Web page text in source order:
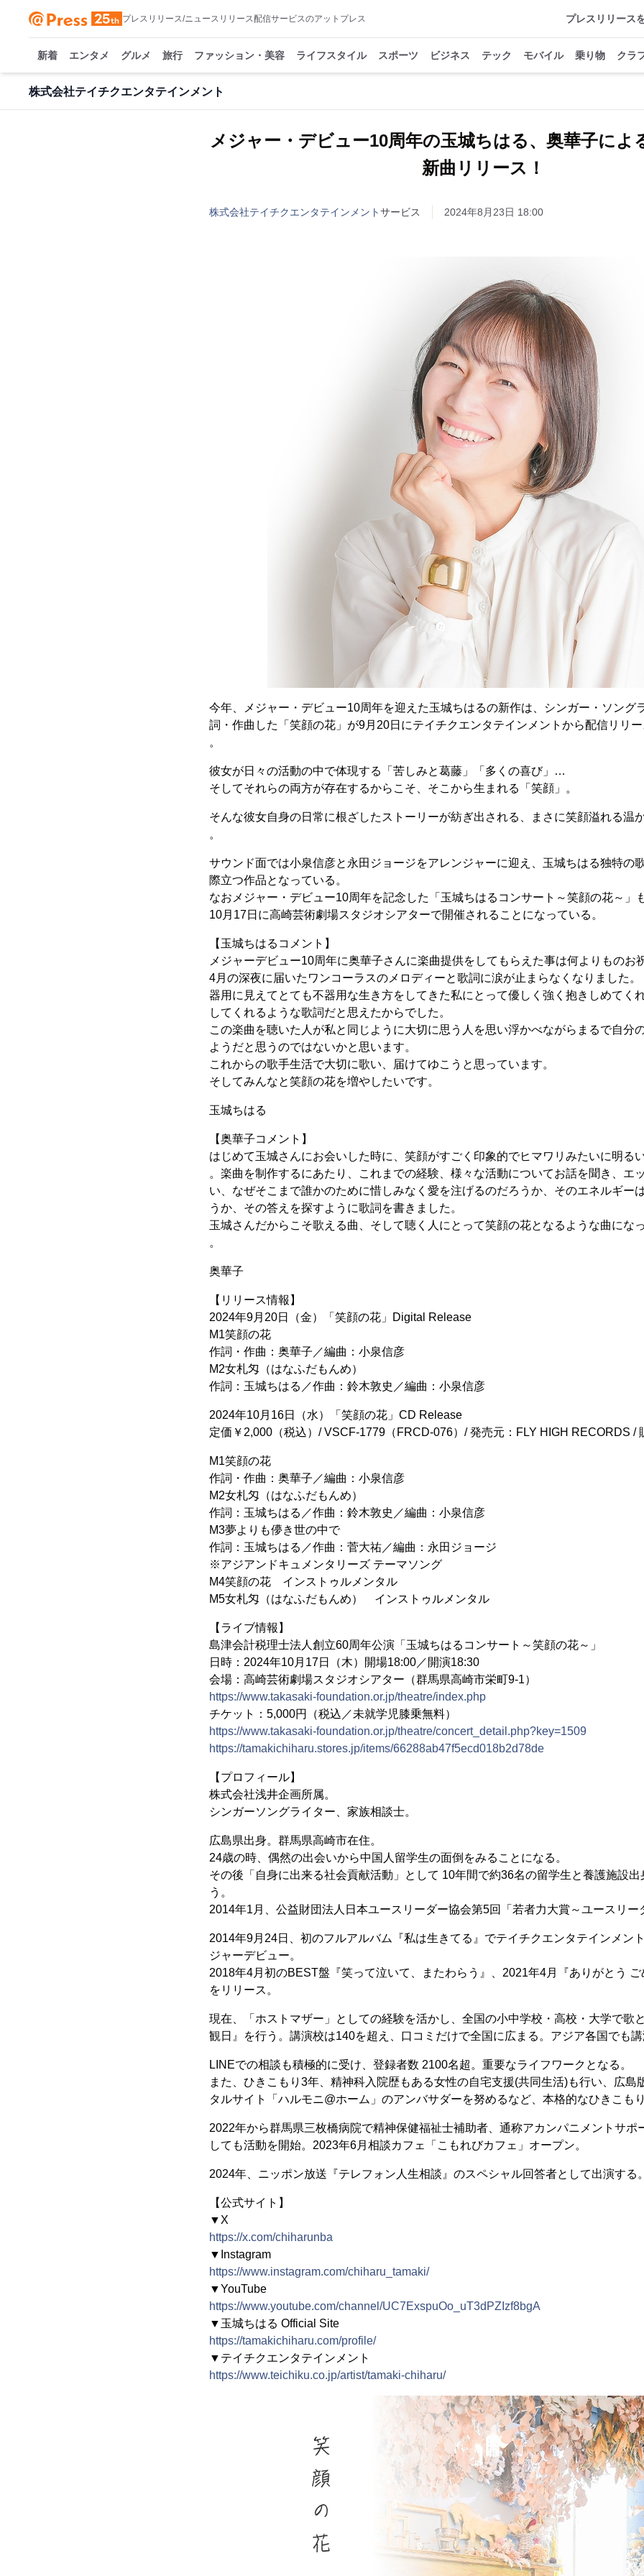
プレスリリース/ニュースリリース配信サービスのアットプレス プレスリリース
新着 エンタメ グルメ 旅行 ファッション・美容 ライフスタイル スポーツ ビジネス テック モバイル 乗り物 クラ
株式会社テイチクエンタテインメント
メジャー・デビュー10周年の玉城ちはる、奥華子によ
新曲リリース！
株式会社テイチクエンタテインメントサービス 2024年8月23日 18:00
今年、メジャー・デビュー10周年を迎えた玉城ちはるの新作は、シンガー・ソング
詞・作曲した「笑顔の花」が9月20日にテイチクエンタテインメントから配信リリ
。
彼女が日々の活動の中で体現する「苦しみと葛藤」「多くの喜び」…
そしてそれらの両方が存在するからこそ、そこから生まれる「笑顔」。
そんな彼女自身の日常に根ざしたストーリーが紡ぎ出される、まさに笑顔溢れる温
。
サウンド面では小泉信彦と永田ジョージをアレンジャーに迎え、玉城ちはる独特の
際立つ作品となっている。
なおメジャー・デビュー10周年を記念した「玉城ちはるコンサート～笑顔の花～」
10月17日に高崎芸術劇場スタジオシアターで開催されることになっている。
【玉城ちはるコメント】
メジャーデビュー10周年に奥華子さんに楽曲提供をしてもらえた事は何よりものお
4月の深夜に届いたワンコーラスのメロディーと歌詞に涙が止まらなくなりました。
器用に見えてとても不器用な生き方をしてきた私にとって優しく強く抱きしめてく
してくれるような歌詞だと思えたからでした。
この楽曲を聴いた人が私と同じように大切に思う人を思い浮かべながらまるで自分
ようだと思うのではないかと思います。
これからの歌手生活で大切に歌い、届けてゆこうと思っています。
そしてみんなと笑顔の花を増やしたいです。
玉城ちはる
【奥華子コメント】
はじめて玉城さんにお会いした時に、笑顔がすごく印象的でヒマワリみたいに明る
。楽曲を制作するにあたり、これまでの経験、様々な活動についてお話を聞き、エ
い、なぜそこまで誰かのために惜しみなく愛を注げるのだろうか、そのエネルギー
うか、その答えを探すように歌詞を書きました。
玉城さんだからこそ歌える曲、そして聴く人にとって笑顔の花となるような曲にな
。
奥華子
【リリース情報】
2024年9月20日（金）「笑顔の花」Digital Release
M1笑顔の花
作詞・作曲：奥華子／編曲：小泉信彦
M2女札匁（はなふだもんめ）
作詞：玉城ちはる／作曲：鈴木敦史／編曲：小泉信彦
2024年10月16日（水）「笑顔の花」CD Release
定価￥2,000（税込）/ VSCF-1779（FRCD-076）/ 発売元：FLY HIGH RECORDS /
M1笑顔の花
作詞・作曲：奥華子／編曲：小泉信彦
M2女札匁（はなふだもんめ）
作詞：玉城ちはる／作曲：鈴木敦史／編曲：小泉信彦
M3夢よりも儚き世の中で
作詞：玉城ちはる／作曲：菅大祐／編曲：永田ジョージ
※アジアンドキュメンタリーズ テーマソング
M4笑顔の花 インストゥルメンタル
M5女札匁（はなふだもんめ） インストゥルメンタル
【ライブ情報】
島津会計税理士法人創立60周年公演「玉城ちはるコンサート～笑顔の花～」
日時：2024年10月17日（木）開場18:00／開演18:30
会場：高崎芸術劇場スタジオシアター（群馬県高崎市栄町9-1）
https://www.takasaki-foundation.or.jp/theatre/index.php
チケット：5,000円（税込／未就学児膝乗無料）
https://www.takasaki-foundation.or.jp/theatre/concert_detail.php?key=1509
https://tamakichiharu.stores.jp/items/66288ab47f5ecd018b2d78de
【プロフィール】
株式会社浅井企画所属。
シンガーソングライター、家族相談士。
広島県出身。群馬県高崎市在住。
24歳の時、偶然の出会いから中国人留学生の面倒をみることになる。
その後「自身に出来る社会貢献活動」として 10年間で約36名の留学生と養護施設
う。
2014年1月、公益財団法人日本ユースリーダー協会第5回「若者力大賞～ユースリー
2014年9月24日、初のフルアルバム『私は生きてる』でテイチクエンタテインメン
ジャーデビュー。
2018年4月初のBEST盤『笑って泣いて、またわらう』、2021年4月『ありがとう
をリリース。
現在、「ホストマザー」としての経験を活かし、全国の小中学校・高校・大学で歌
観日』を行う。講演校は140を超え、口コミだけで全国に広まる。アジア各国でも
LINEでの相談も積極的に受け、登録者数 2100名超。重要なライフワークとなる。
また、ひきこもり3年、精神科入院歴もある女性の自宅支援(共同生活)も行い、広島
タルサイト「ハルモニ@ホーム」のアンバサダーを努めるなど、本格的なひきこも
2022年から群馬県三枚橋病院で精神保健福祉士補助者、通称アカンパニメントサポ
しても活動を開始。2023年6月相談カフェ「こもれびカフェ」オープン。
2024年、ニッポン放送『テレフォン人生相談』のスペシャル回答者として出演する
【公式サイト】
▼X
https://x.com/chiharunba
▼Instagram
https://www.instagram.com/chiharu_tamaki/
▼YouTube
https://www.youtube.com/channel/UC7ExspuOo_uT3dPZIzf8bgA
▼玉城ちはる Official Site
https://tamakichiharu.com/profile/
▼テイチクエンタテインメント
https://www.teichiku.co.jp/artist/tamaki-chiharu/